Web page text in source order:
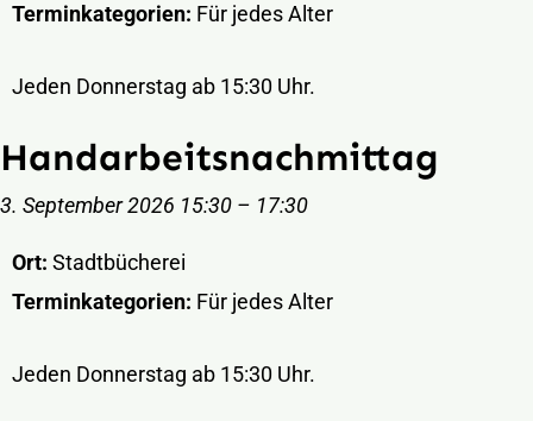
Terminkategorien: Für jedes Alter
Jeden Donnerstag ab 15:30 Uhr.
Handarbeitsnachmittag
3. September 2026 15:30 – 17:30
Ort: Stadtbücherei
Terminkategorien: Für jedes Alter
Jeden Donnerstag ab 15:30 Uhr.